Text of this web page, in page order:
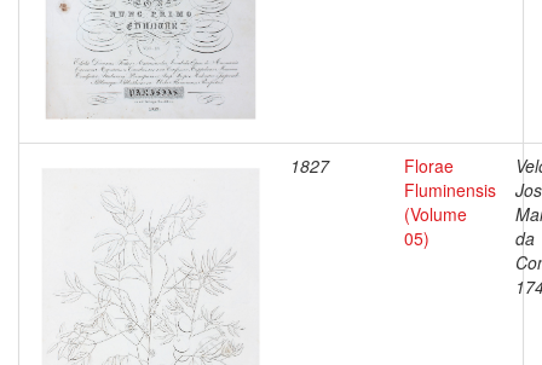
1827
Florae
Fluminensis
(Volume
05)
da